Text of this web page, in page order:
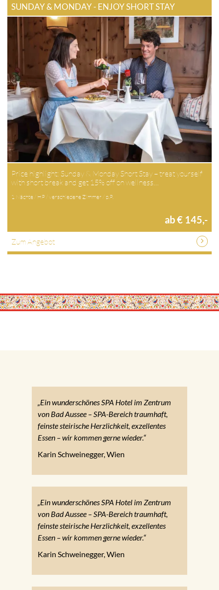
SUNDAY & MONDAY - ENJOY SHORT STAY
Price highlight: Sunday & Monday Short Stay – treat yourself
with short break and get 15% off on wellness…
1 Nächte / HP / verschiedene Zimmer / p.P.
ab € 145,-
Zum Angebot
„Ein wunderschönes SPA Hotel im Zentrum
von Bad Aussee – SPA-Bereich traumhaft,
feinste steirische Herzlichkeit, exzellentes
Essen – wir kommen gerne wieder.“
Karin Schweinegger, Wien
„Ein wunderschönes SPA Hotel im Zentrum
von Bad Aussee – SPA-Bereich traumhaft,
feinste steirische Herzlichkeit, exzellentes
Essen – wir kommen gerne wieder.“
Karin Schweinegger, Wien